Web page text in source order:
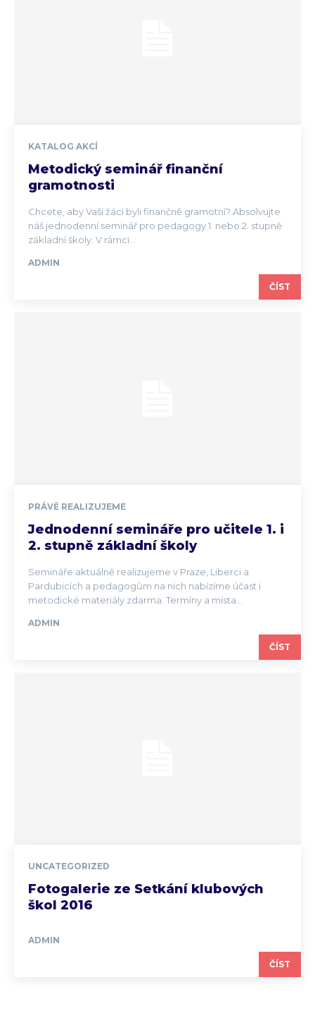
KATALOG AKCÍ
Metodický seminář finanční
gramotnosti
Chcete, aby Vaši žáci byli finančně gramotní? Absolvujte
náš jednodenní seminář pro pedagogy 1. nebo 2. stupně
základní školy. V rámci...
ADMIN
ČÍST
PRÁVĚ REALIZUJEME
Jednodenní semináře pro učitele 1. i
2. stupně základní školy
Semináře aktuálně realizujeme v Praze, Liberci a
Pardubicích a pedagogům na nich nabízíme účast i
metodické materiály zdarma. Termíny a místa...
ADMIN
ČÍST
UNCATEGORIZED
Fotogalerie ze Setkání klubových
škol 2016
ADMIN
ČÍST